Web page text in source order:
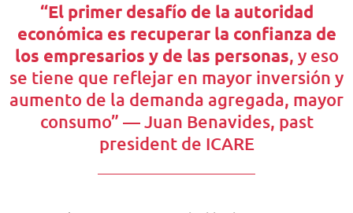
“El primer desafío de la autoridad
económica es recuperar la confianza de
los empresarios y de las personas, y eso
se tiene que reflejar en mayor inversión y
aumento de la demanda agregada, mayor
consumo” — Juan Benavides, past
president de ICARE